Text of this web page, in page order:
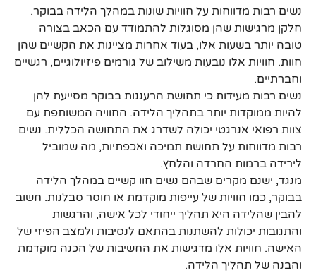
נשים רבות מדווחות על חוויות שונות במהלך הלידה בבוקר.
חלקן מרגישות שהן מסוגלות להתמודד עם הכאב בצורה
טובה יותר בשעות אלו, בעוד אחרות מציינות את הקשיים שהן
חוות. חוויות אלו נובעות משילוב של גורמים פיזיולוגיים, רגשיים
וחברתיים.
נשים רבות מעידות כי תחושת הרעננות בבוקר מסייעת להן
להיות ממוקדות יותר בתהליך הלידה. החוויה המשותפת עם
צוות רפואי אנרגטי יכולה לשדרג את התחושה הכללית. נשים
רבות מדווחות על תחושת תמיכה ואכפתיות, מה שמוביל
לירידה ברמות החרדה והלחץ.
מנגד, ישנם מקרים שבהם נשים חוו קשיים במהלך הלידה
בבוקר, כמו חוויות של עייפות מוקדמת או חוסר סבלנות. חשוב
להבין שהלידה היא תהליך ייחודי לכל אישה, והרגשות
והתגובות יכולות להשתנות בהתאם לנסיבות ולמצב הפיזי של
האישה. חוויות אלו מדגישות את החשיבות של הכנה מוקדמת
והבנה של תהליך הלידה.